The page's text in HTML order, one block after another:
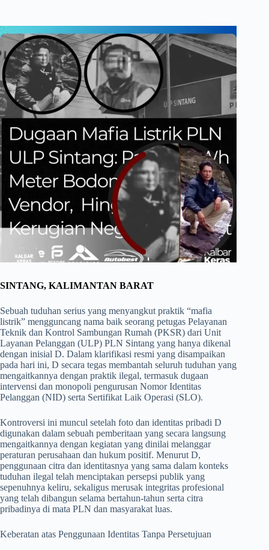
SINTANG, KALIMANTAN BARAT
Sebuah tuduhan serius yang menyangkut praktik “mafia
listrik” mengguncang nama baik seorang petugas Pelayanan
Teknik dan Kontrol Sambungan Rumah (PKSR) dari Unit
Layanan Pelanggan (ULP) PLN Sintang yang hanya dikenal
dengan inisial D. Dalam klarifikasi resmi yang disampaikan
pada hari ini, D secara tegas membantah seluruh tuduhan yang
mengaitkannya dengan praktik ilegal, termasuk dugaan
intervensi dan monopoli pengurusan Nomor Identitas
Pelanggan (NID) serta Sertifikat Laik Operasi (SLO).
Kontroversi ini muncul setelah foto dan identitas pribadi D
digunakan dalam sebuah pemberitaan yang secara langsung
mengaitkannya dengan kegiatan yang dinilai melanggar
peraturan perusahaan dan hukum positif. Menurut D,
penggunaan citra dan identitasnya yang sama dalam konteks
tuduhan ilegal telah menciptakan persepsi publik yang
sepenuhnya keliru, sekaligus merusak integritas profesional
yang telah dibangun selama bertahun-tahun serta citra
pribadinya di mata PLN dan masyarakat luas.
Keberatan atas Penggunaan Identitas Tanpa Persetujuan